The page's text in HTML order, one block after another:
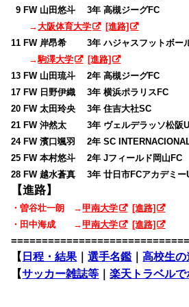
09 FW 山田悠斗 3年 高槻ジーグFC
→大阪体育大学
[進路]
11 FW 岸昂希 3年 ハジャスフットボー
→駒澤大学
[進路]
13 FW 山田琉斗 2年 高槻ジーグFC
17 FW 日野伊織 3年 横浜ポラリスFC
20 FW 太田玲央 3年 住吉大社SC
21 FW 沖然太 3年 ヴェルデラッソ松阪
24 FW 濱口颯羽 2年 SC
25 FW 本村悠斗 2年 Jフィールド岡山FC
28 FW 越水蒼真 3年 廿日市FCアカデミー
【進路】
・曽谷壮一朗 →甲南大学
[進路]
・田中海成 →甲南大学 [進路]
【 日程・結果 ｜選手名鑑 ｜高校生
【サッカー雑誌等 ｜楽天トラベル